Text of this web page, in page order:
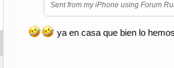
Sent from my iPhone using Forum
ya en casa que bien lo